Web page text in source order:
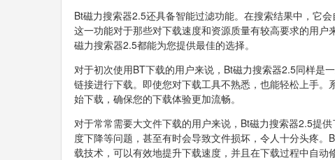
Bt磁力搜索器2.5还具备智能过滤功能。在搜索结果中，它
这一功能对于那些对下载速度和资源质量有较高要求的用
磁力搜索器2.5都能为您提供最佳的选择。
对于初次使用BT下载的用户来说，Bt磁力搜索器2.5同样是
链接进行下载。即使您对下载工具不熟悉，也能轻松上手
始下载，确保您的下载体验更加流畅。
对于常常需要大文件下载的用户来说，Bt磁力搜索器2.5提
度下降等问题，甚至有时会导致文件损坏，令人十分头疼
载技术，可以有效地提升下载速度，并且在下载过程中自动